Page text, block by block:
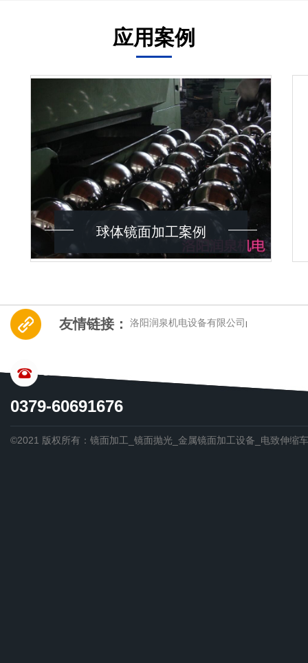
应用案例
球体镜面加工案例
友情链接： 洛阳润泉机电设备有限公司 |
CONTACT US
0379-60691676
©2021 版权所有：镜面加工_镜面抛光_金属镜面加工设备_电致伸